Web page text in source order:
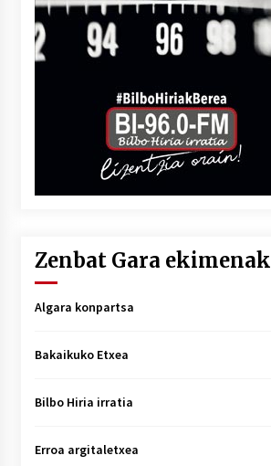
Zenbat Gara ekimenak
Algara konpartsa
Bakaikuko Etxea
Bilbo Hiria irratia
Erroa argitaletxea